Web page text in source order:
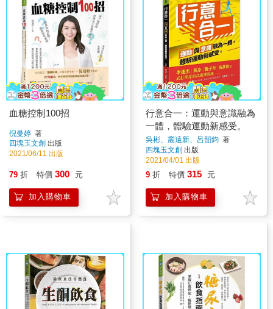
血糖控制100招
倪曼婷 著
四塊玉文創 出版
2021/06/11 出版
79 折 特價 300 元
加入購物車
行意合一：運動與意識融為
一體，體驗運動新感受。
吳彬、叢遠新、呂韶鈞 著
四塊玉文創 出版
2021/04/01 出版
9 折 特價 315 元
加入購物車